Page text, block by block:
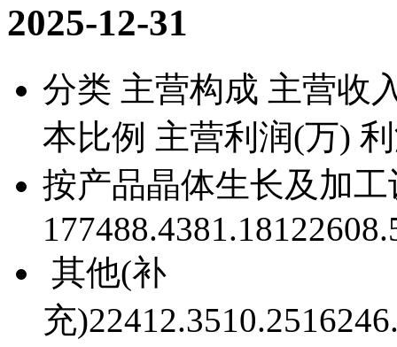
2025-12-31
分类 主营构成 主营收
本比例 主营利润(万)
按产品晶体生长及加工
177488.4381.18
其他(补
充)22412.3510.25